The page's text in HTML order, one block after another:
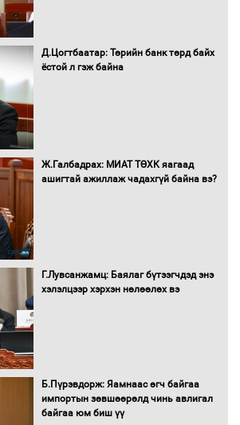
Д.Цогтбаатар: Төрийн банк төрд байх
ёстой л гэж байна
Ж.Галбадрах: МИАТ ТӨХК яагаад
ашигтай ажиллаж чадахгүй байна вэ?
Г.Лувсанжамц: Баялаг бүтээгчдэд энэ
хэлэлцээр хэрхэн нөлөөлөх вэ
Б.Пүрэвдорж: Яамнаас өгч байгаа
импортын зөвшөөрөлд чинь авлигал
байгаа юм биш үү